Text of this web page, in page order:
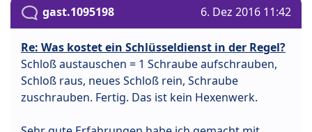
gast.1095198 6. Dez 2016 11:42
Re: Was kostet ein Schlüsseldienst in der Regel?
Schloß austauschen = 1 Schraube aufschrauben,
Schloß raus, neues Schloß rein, Schraube
zuschrauben. Fertig. Das ist kein Hexenwerk.